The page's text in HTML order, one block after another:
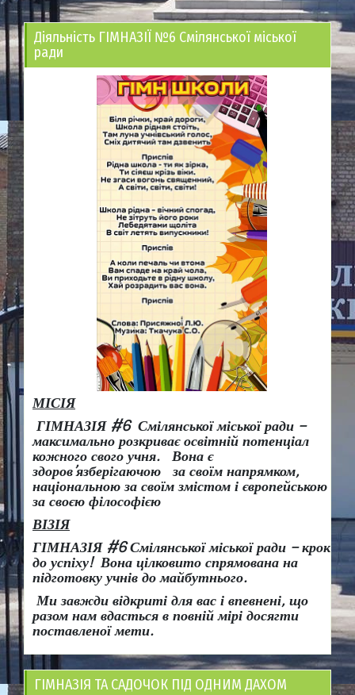
Діяльність ГІМНАЗІЇ №6 Смілянської міської
ради
МІСІЯ
ГІМНАЗІЯ #6 Смілянської міської ради –
максимально розкриває освітній потенціал
кожного свого учня.
Вона є
здоров’язберігаючою за своїм напрямком,
національною за своїм змістом і європейською
за своєю філософією
ВІЗІЯ
ГІМНАЗІЯ #6 Смілянської міської ради – крок
до успіху! Вона цілковито спрямована на
підготовку учнів до майбутнього.
Ми завжди відкриті для вас і впевнені, що
разом нам вдасться в повній мірі досягти
поставленої мети.
ГІМНАЗІЯ ТА САДОЧОК ПІД ОДНИМ ДАХОМ